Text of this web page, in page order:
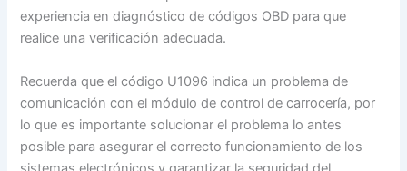
experiencia en diagnóstico de códigos OBD para que
realice una verificación adecuada.
Recuerda que el código U1096 indica un problema de
comunicación con el módulo de control de carrocería, por
lo que es importante solucionar el problema lo antes
posible para asegurar el correcto funcionamiento de los